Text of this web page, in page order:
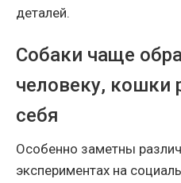
деталей.
Собаки чаще
человеку, кошки
себя
Особенно заметны
экспериментах на